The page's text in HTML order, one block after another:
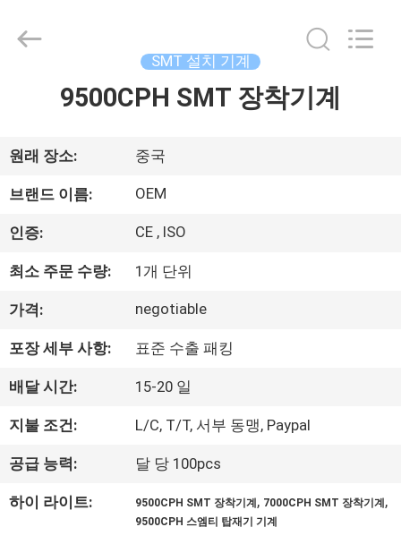
제
품
관
하
여
SMT 설치 기계
9500CPH SMT 장착기계
원래 장소: 중국
브랜드 이름: OEM
인증: CE , ISO
최소 주문 수량: 1개 단위
가격: negotiable
포장 세부 사항: 표준 수출 패킹
배달 시간: 15-20 일
지불 조건: L/C, T/T, 서부 동맹, Paypal
공급 능력: 달 당 100pcs
하이 라이트: 9500CPH SMT 장착기계 , 7000CPH SMT 장착기계 ,
9500CPH 스엠티 탑재기 기계